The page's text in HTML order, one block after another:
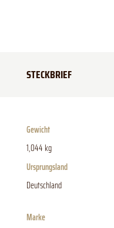
STECKBRIEF
Gewicht
1,044 kg
Ursprungsland
Deutschland
Marke